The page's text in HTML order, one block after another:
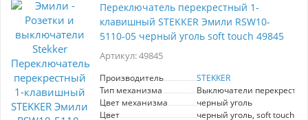
качественных материалов: токоведущая часть
выполнена из оловяннофосфорной бронзы,
внутренний блок — из полиамида 6.6, а
прочный корпус из поликарбоната не
дополнительную безопасность. Выбор данного
номинальным напряжением 250 В и током 10
А. Стиль, безопасность и надежность —
ключевые преимущества переключателя
STEKKER Эмили, который станет отличным
Переключатель перекрестный 1-
клавишный STEKKER Эмили RSW10-
5110-05 черный уголь soft touch 49845
Артикул: 49845
Производитель
STEKKER
Тип механизма
Выключатели
Цвет механизма
черный уголь
Цвет
черный уголь, soft touch